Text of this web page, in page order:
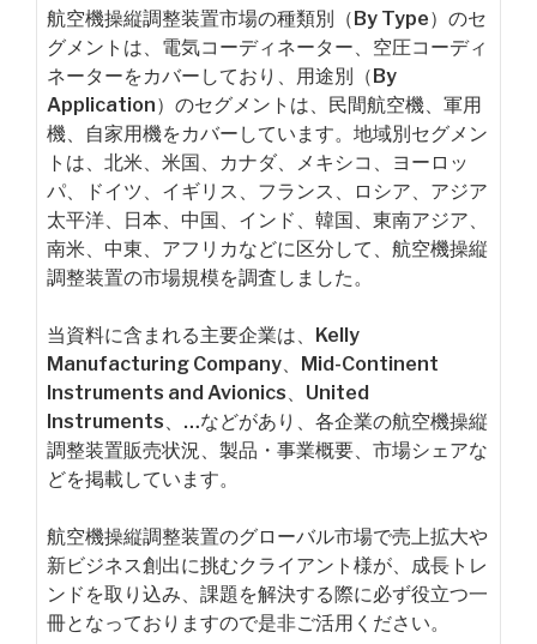
航空機操縦調整装置市場の種類別（By Type）のセ
グメントは、電気コーディネーター、空圧コーディ
ネーターをカバーしており、用途別（By
Application）のセグメントは、民間航空機、軍用
機、自家用機をカバーしています。地域別セグメン
トは、北米、米国、カナダ、メキシコ、ヨーロッ
パ、ドイツ、イギリス、フランス、ロシア、アジア
太平洋、日本、中国、インド、韓国、東南アジア、
南米、中東、アフリカなどに区分して、航空機操縦
調整装置の市場規模を調査しました。
当資料に含まれる主要企業は、Kelly
Manufacturing Company、Mid-Continent
Instruments and Avionics、United
Instruments、…などがあり、各企業の航空機操縦
調整装置販売状況、製品・事業概要、市場シェアな
どを掲載しています。
航空機操縦調整装置のグローバル市場で売上拡大や
新ビジネス創出に挑むクライアント様が、成長トレ
ンドを取り込み、課題を解決する際に必ず役立つ一
冊となっておりますので是非ご活用ください。